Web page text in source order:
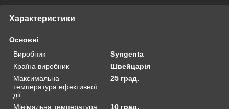
Характеристики
Основні
Виробник
Syngenta
Країна виробник
Швейцарія
Максимальна
температура ефективної
дії
25 град.
Мінімальна температура 10 град.